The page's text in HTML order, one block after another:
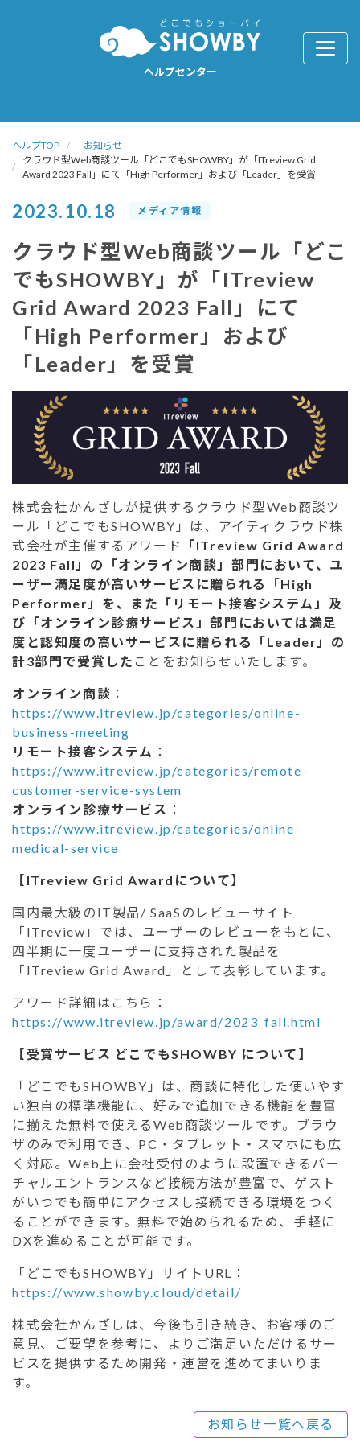
ヘルプセンター
ヘルプTOP
お知らせ
クラウド型Web商談ツール「どこでもSHOWBY」が「ITreview Grid
Award 2023 Fall」にて「High Performer」および「Leader」を受賞
2023.10.18 メディア情報
クラウド型Web商談ツール「どこ
でもSHOWBY」が「ITreview
Grid Award 2023 Fall」にて
「High Performer」および
「Leader」を受賞
株式会社かんざしが提供するクラウド型Web商談ツ
ール「どこでもSHOWBY」は、アイティクラウド株
式会社が主催するアワード
「ITreview Grid Award
2023 Fall」の「オンライン商談」部門において、ユ
ーザー満足度が高いサービスに贈られる「High
Performer」を、また「リモート接客システム」及
び「オンライン診療サービス」部門においては満足
度と認知度の高いサービスに贈られる「Leader」の
計3部門で受賞した ことをお知らせいたします。
オンライン商談 ：
https://www.itreview.jp/categories/online-
business-meeting
リモート接客システム ：
https://www.itreview.jp/categories/remote-
customer-service-system
オンライン診療サービス ：
https://www.itreview.jp/categories/online-
medical-service
【ITreview Grid Awardについて】
国内最大級のIT製品/ SaaSのレビューサイト
「ITreview」では、ユーザーのレビューをもとに、
四半期に一度ユーザーに支持された製品を
「ITreview Grid Award」として表彰しています。
アワード詳細はこちら：
https://www.itreview.jp/award/2023_fall.html
【受賞サービス どこでもSHOWBY について】
「どこでもSHOWBY」は、商談に特化した使いやす
い独自の標準機能に、好みで追加できる機能を豊富
に揃えた無料で使えるWeb商談ツールです。ブラウ
ザのみで利用でき、PC・タブレット・スマホにも広
く対応。Web上に会社受付のように設置できるバー
チャルエントランスなど接続方法が豊富で、ゲスト
がいつでも簡単にアクセスし接続できる環境をつく
ることができます。無料で始められるため、手軽に
DXを進めることが可能です。
「どこでもSHOWBY」サイトURL：
https://www.showby.cloud/detail/
株式会社かんざしは、今後も引き続き、お客様のご
意見、ご要望を参考に、よりご満足いただけるサー
ビスを提供するため開発・運営を進めてまいりま
す。
お知らせ一覧へ戻る